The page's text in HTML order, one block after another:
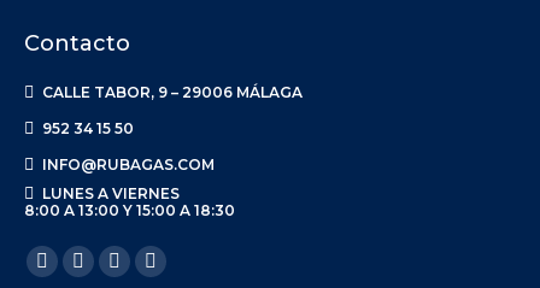
Contacto
CALLE TABOR, 9 – 29006 MÁLAGA
952 34 15 50
INFO@RUBAGAS.COM
LUNES A VIERNES
8:00 A 13:00 Y 15:00 A 18:30
Encuéntranos en:
Facebook
X
LinkedinInstagram